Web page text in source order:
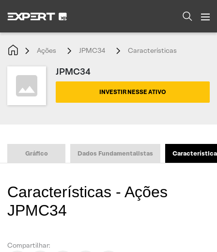
Ações JPMC34 Características
JPMC34
INVESTIR NESSE ATIVO
Gráfico Dados Fundamentalistas
Características - Ações
JPMC34
Compartilhar: